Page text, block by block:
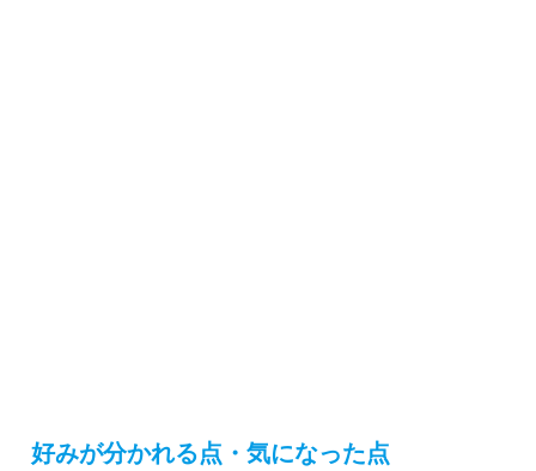
好みが分かれる点・気になった点